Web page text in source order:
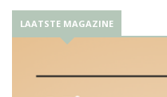
LAATSTE MAGAZINE